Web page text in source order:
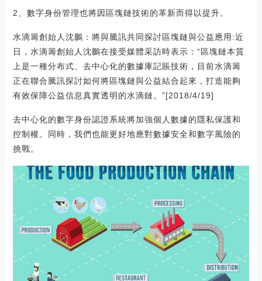
2、數字身份管理也將因區塊鏈技術的革新而得以提升。
水滴籌創始人沈鵬：將與騰訊共同探討區塊鏈與公益應用:近
日，水滴籌創始人沈鵬在接受媒體采訪時表示：“區塊鏈本質
上是一種分布式、去中心化的數據庫記賬技術，目前水滴籌
正在聯合騰訊探討如何將區塊鏈與公益結合起來，打造能夠
有效保障公益信息真實透明的水滴鏈。”[2018/4/19]
去中心化的數字身份認證系統將加強個人數據的隱私保護和
控制權。同時，我們也能更好地應對數據安全和數字風險的
挑戰。